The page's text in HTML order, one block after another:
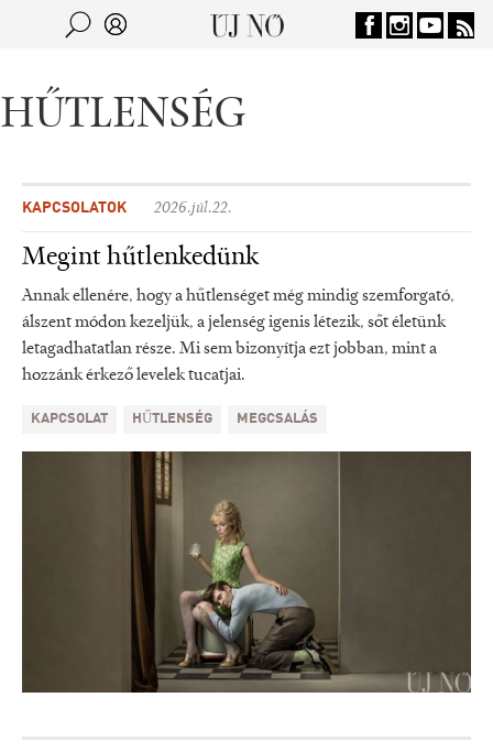
Jump to navigation
HŰTLENSÉG
KAPCSOLATOK 2026.júl.22.
Megint hűtlenkedünk
Annak ellenére, hogy a hűtlenséget még mindig szemforgató,
álszent módon kezeljük, a jelenség igenis létezik, sőt életünk
letagadhatatlan része. Mi sem bizonyítja ezt jobban, mint a
hozzánk érkező levelek tucatjai.
KAPCSOLAT HŰTLENSÉG MEGCSALÁS